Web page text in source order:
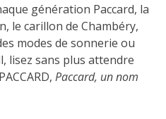
génération Paccard, la
le carillon de Chambéry,
modes de sonnerie ou
lisez sans plus attendre
Paccard, un nom